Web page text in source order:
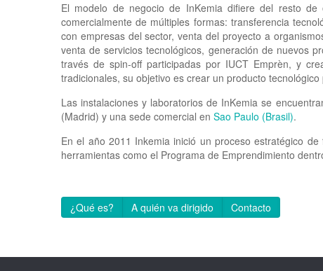
El modelo de negocio de InKemia difiere del resto
comercialmente de múltiples formas: transferencia
con empresas del sector, venta del proyecto a
venta de servicios tecnológicos, generación de nuevos
través de spin-off participadas por IUCT Emprèn, y
tradicionales, su objetivo es crear un producto
Las instalaciones y laboratorios de InKemia se
(Madrid) y una sede comercial en Sao Paulo (Brasil).
En el año 2011 Inkemia inició un proceso estratégico
herramientas como el Programa de Emprendimiento
¿Qué es? A quién va dirigido Contacto